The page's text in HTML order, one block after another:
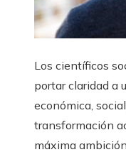
Los científicos
portar claridad a
económica,
transformación
máxima